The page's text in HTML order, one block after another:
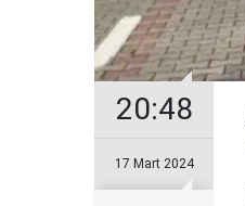
20:48
17 Mart 2024